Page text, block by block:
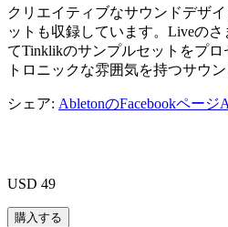
クリエイティブなサウンドデザ
ットも収録しています。Liveの
てTinklikのサンプルセットをプ
トロニックな雰囲気を持つサウ
シェア: AbletonのFacebookページ
USD 49